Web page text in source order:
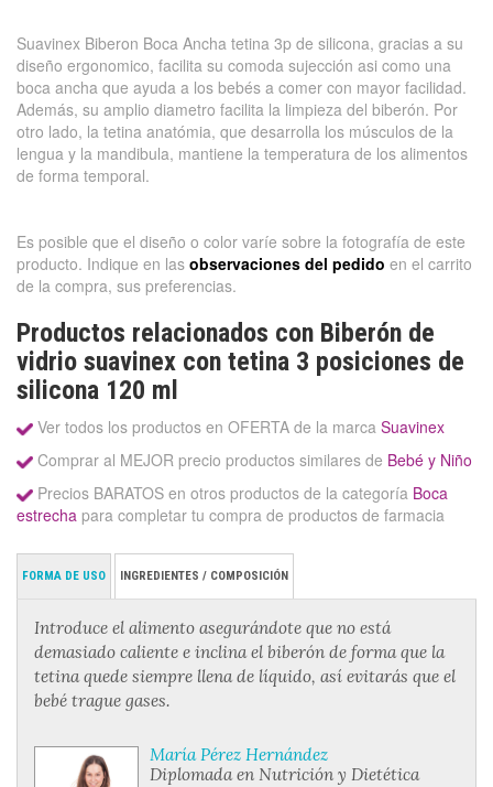
Suavinex Biberon Boca Ancha tetina 3p de silicona, gracias a su
diseño ergonomico, facilita su comoda sujección asi como una
boca ancha que ayuda a los bebés a comer con mayor facilidad.
Además, su amplio diametro facilita la limpieza del biberón. Por
otro lado, la tetina anatómia, que desarrolla los músculos de la
lengua y la mandibula, mantiene la temperatura de los alimentos
de forma temporal.
Es posible que el diseño o color varíe sobre la fotografía de este
producto. Indique en las observaciones del pedido en el carrito
de la compra, sus preferencias.
Productos relacionados con Biberón de
vidrio suavinex con tetina 3 posiciones de
silicona 120 ml
Ver todos los productos en OFERTA de la marca Suavinex
Comprar al MEJOR precio productos similares de Bebé y Niño
Precios BARATOS en otros productos de la categoría Boca
estrecha para completar tu compra de productos de farmacia
FORMA DE USO INGREDIENTES / COMPOSICIÓN
Introduce el alimento asegurándote que no está
demasiado caliente e inclina el biberón de forma que la
tetina quede siempre llena de líquido, así evitarás que el
bebé trague gases.
María Pérez Hernández
Diplomada en Nutrición y Dietética